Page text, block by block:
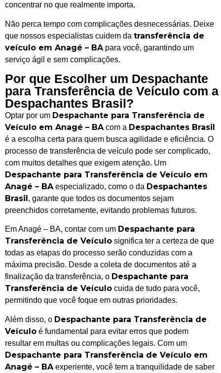
concentrar no que realmente importa.
Não perca tempo com complicações desnecessárias. Deixe
que nossos especialistas cuidem da transferência de
veículo em Anagé – BA para você, garantindo um
serviço ágil e sem complicações.
Por que Escolher um Despachante
para Transferência de Veículo com a
Despachantes Brasil?
Optar por um Despachante para Transferência de
Veículo em Anagé – BA com a Despachantes Brasil
é a escolha certa para quem busca agilidade e eficiência. O
processo de transferência de veículo pode ser complicado,
com muitos detalhes que exigem atenção. Um
Despachante para Transferência de Veículo em
Anagé – BA especializado, como o da Despachantes
Brasil, garante que todos os documentos sejam
preenchidos corretamente, evitando problemas futuros.
Em Anagé – BA, contar com um Despachante para
Transferência de Veículo significa ter a certeza de que
todas as etapas do processo serão conduzidas com a
máxima precisão. Desde a coleta de documentos até a
finalização da transferência, o Despachante para
Transferência de Veículo cuida de tudo para você,
permitindo que você foque em outras prioridades.
Além disso, o Despachante para Transferência de
Veículo é fundamental para evitar erros que podem
resultar em multas ou complicações legais. Com um
Despachante para Transferência de Veículo em
Anagé – BA experiente, você tem a tranquilidade de saber